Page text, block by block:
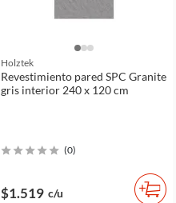
Holztek
Revestimiento pared SPC Granite
gris interior 240 x 120 cm
(0)
$1.519 c/u